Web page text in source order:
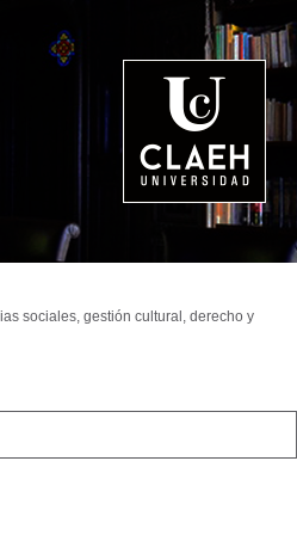
sociales, gestión cultural, derecho y